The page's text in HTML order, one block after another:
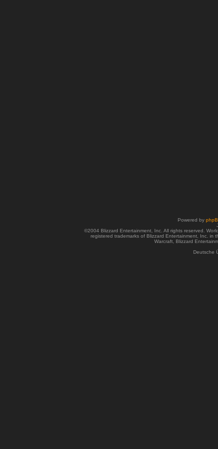
Powered by
©2004 Blizzard Entertainment, Inc. All rights reserved.
registered trademarks of Blizzard Entertainment, Inc. in
Warcraft, Blizzard
Deutsche